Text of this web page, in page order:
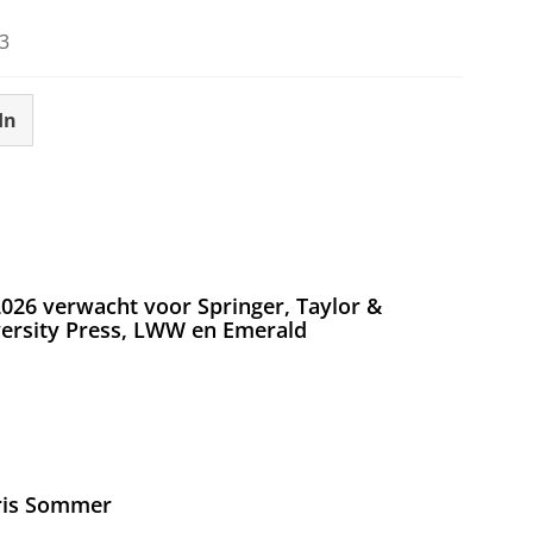
verwacht voor Springer, Taylor &
Press, LWW en Emerald
Sommer